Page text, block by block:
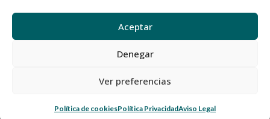
Aceptar
Denegar
Ver preferencias
Política de cookiesPolítica PrivacidadAviso Legal